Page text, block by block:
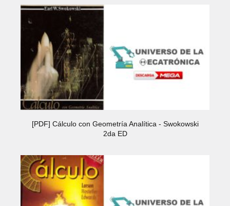
[PDF] Cálculo con Geometría Analítica - Swokowski
2da ED